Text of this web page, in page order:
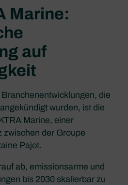
Marine:
auf
die
wurden, ist die
Marine, einer
zwischen der Groupe
Pajot.
ab, emissionsarme und
bis 2030 skalierbar zu